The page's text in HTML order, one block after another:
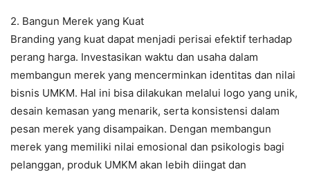
2. Bangun Merek yang Kuat
Branding yang kuat dapat menjadi perisai efektif terhadap
perang harga. Investasikan waktu dan usaha dalam
membangun merek yang mencerminkan identitas dan nilai
bisnis UMKM. Hal ini bisa dilakukan melalui logo yang unik,
desain kemasan yang menarik, serta konsistensi dalam
pesan merek yang disampaikan. Dengan membangun
merek yang memiliki nilai emosional dan psikologis bagi
pelanggan, produk UMKM akan lebih diingat dan